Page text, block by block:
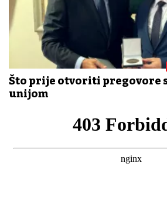
Što prije otvoriti pregovore
unijom